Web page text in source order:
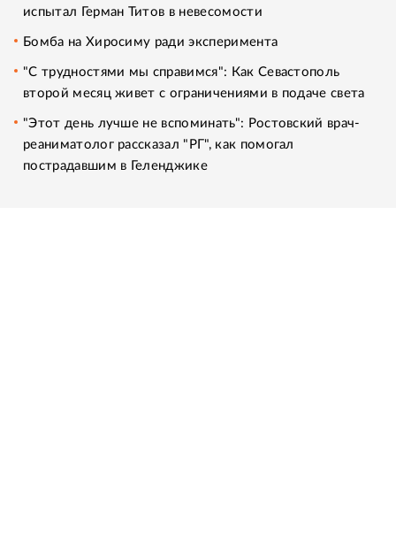
испытал Герман Титов в невесомости
Бомба на Хиросиму ради эксперимента
"С трудностями мы справимся": Как Севастополь
второй месяц живет с ограничениями в подаче света
"Этот день лучше не вспоминать": Ростовский врач-
реаниматолог рассказал "РГ", как помогал
пострадавшим в Геленджике